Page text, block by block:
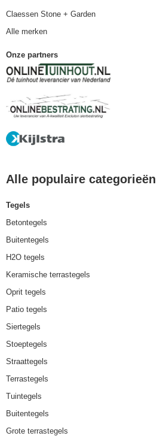
Claessen Stone + Garden
Alle merken
Onze partners
Alle populaire categorieën
Tegels
Betontegels
Buitentegels
H2O tegels
Keramische terrastegels
Oprit tegels
Patio tegels
Siertegels
Stoeptegels
Straattegels
Terrastegels
Tuintegels
Buitentegels
Grote terrastegels